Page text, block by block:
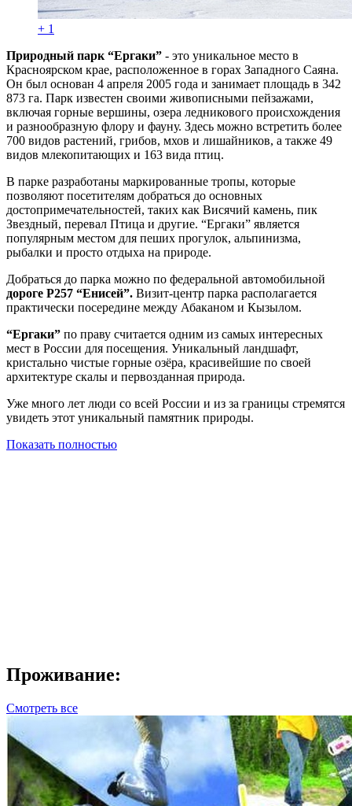
+ 1
Природный парк “Ергаки” - это уникальное место в
Красноярском крае, расположенное в горах Западного Саяна.
Он был основан 4 апреля 2005 года и занимает площадь в 342
873 га. Парк известен своими живописными пейзажами,
включая горные вершины, озера ледникового происхождения
и разнообразную флору и фауну. Здесь можно встретить более
700 видов растений, грибов, мхов и лишайников, а также 49
видов млекопитающих и 163 вида птиц.
В парке разработаны маркированные тропы, которые
позволяют посетителям добраться до основных
достопримечательностей, таких как Висячий камень, пик
Звездный, перевал Птица и другие. “Ергаки” является
популярным местом для пеших прогулок, альпинизма,
рыбалки и просто отдыха на природе.
Добраться до парка можно по федеральной автомобильной
дороге Р257 “Енисей”. Визит-центр парка располагается
практически посередине между Абаканом и Кызылом.
“Ергаки” по праву считается одним из самых интересных
мест в России для посещения. Уникальный ландшафт,
кристально чистые горные озёра, красивейшие по своей
архитектуре скалы и первозданная природа.
Уже много лет люди со всей России и из за границы стремятся
увидеть этот уникальный памятник природы.
Показать полностью
Проживание:
Смотреть все